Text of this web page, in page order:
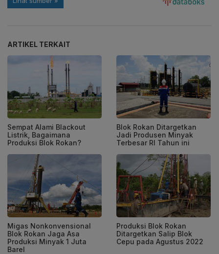
ARTIKEL TERKAIT
Sempat Alami Blackout
Listrik, Bagaimana
Produksi Blok Rokan?
Blok Rokan Ditargetkan
Jadi Produsen Minyak
Terbesar RI Tahun ini
Migas Nonkonvensional
Blok Rokan Jaga Asa
Produksi Minyak 1 Juta
Barel
Produksi Blok Rokan
Ditargetkan Salip Blok
Cepu pada Agustus 2022